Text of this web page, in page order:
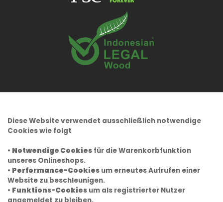
Diese Website verwendet ausschließlich notwendige
Cookies wie folgt
• Notwendige Cookies für die Warenkorbfunktion
unseres Onlineshops.
• Performance-Cookies um erneutes Aufrufen einer
Website zu beschleunigen.
• Funktions-Cookies um als registrierter Nutzer